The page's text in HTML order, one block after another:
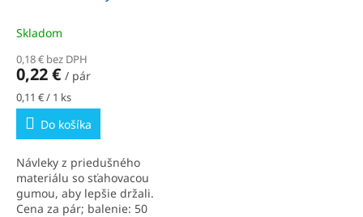
Skladom
0,18 € bez DPH
0,22 € / pár
Jednotková
cena:
0,11 € / 1 ks
Do košíka
Návleky z priedušného
materiálu so sťahovacou
gumou, aby lepšie držali.
Cena za pár; balenie: 50